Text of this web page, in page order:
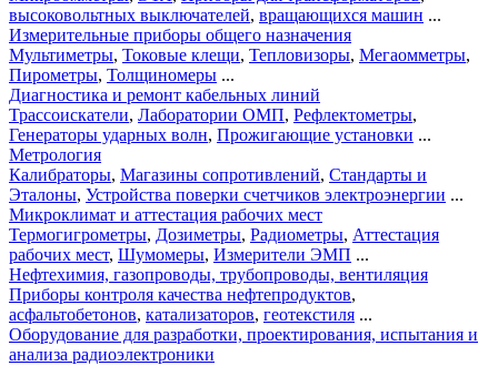
высоковольтных выключателей, вращающихся машин ...
Измерительные приборы общего назначения
Мультиметры, Токовые клещи, Тепловизоры, Мегаомметры,
Пирометры, Толщиномеры ...
Диагностика и ремонт кабельных линий
Трассоискатели, Лаборатории ОМП, Рефлектометры,
Генераторы ударных волн, Прожигающие установки ...
Метрология
Калибраторы, Магазины сопротивлений, Стандарты и
Эталоны, Устройства поверки счетчиков электроэнергии ...
Микроклимат и аттестация рабочих мест
Термогигрометры, Дозиметры, Радиометры, Аттестация
рабочих мест, Шумомеры, Измерители ЭМП ...
Нефтехимия, газопроводы, трубопроводы, вентиляция
Приборы контроля качества нефтепродуктов,
асфальтобетонов, катализаторов, геотекстиля ...
Оборудование для разработки, проектирования, испытания и
анализа радиоэлектроники